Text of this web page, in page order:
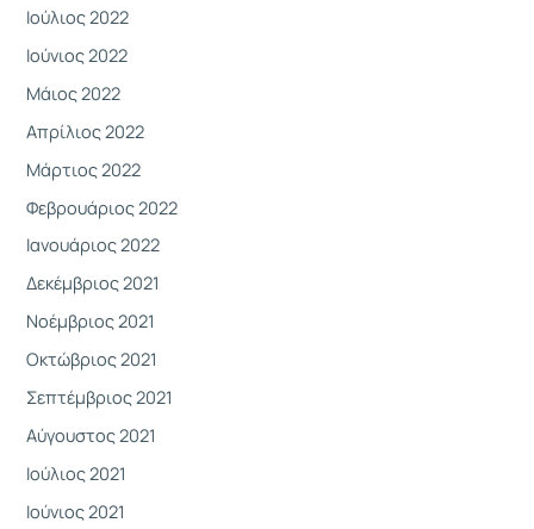
Ιούλιος 2022
Ιούνιος 2022
Μάιος 2022
Απρίλιος 2022
Μάρτιος 2022
Φεβρουάριος 2022
Ιανουάριος 2022
Δεκέμβριος 2021
Νοέμβριος 2021
Οκτώβριος 2021
Σεπτέμβριος 2021
Αύγουστος 2021
Ιούλιος 2021
Ιούνιος 2021